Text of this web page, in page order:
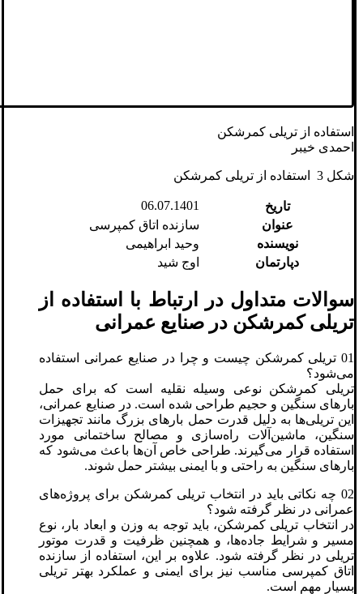
استفاده از تریلی کمرشکن
احمدی خیبر
شکل 3 استفاده از تریلی کمرشکن
تاریخ
06.07.1401
عنوان
سازنده اتاق کمپرسی
نویسنده
وحید ابراهیمی
دپارتمان
اوج شید
سوالات متداول در ارتباط با استفاده از
تریلی کمرشکن در صنایع عمرانی
01 تریلی کمرشکن چیست و چرا در صنایع عمرانی استفاده
می‌شود؟
تریلی کمرشکن نوعی وسیله نقلیه است که برای حمل
بارهای سنگین و حجیم طراحی شده است. در صنایع عمرانی،
این تریلی‌ها به دلیل قدرت حمل بارهای بزرگ مانند تجهیزات
سنگین، ماشین‌آلات راه‌سازی و مصالح ساختمانی مورد
استفاده قرار می‌گیرند. طراحی خاص آن‌ها باعث می‌شود که
بارهای سنگین به راحتی و با ایمنی بیشتر حمل شوند.
02 چه نکاتی باید در انتخاب تریلی کمرشکن برای پروژه‌های
عمرانی در نظر گرفته شود؟
در انتخاب تریلی کمرشکن، باید توجه به وزن و ابعاد بار، نوع
مسیر و شرایط جاده‌ها، و همچنین ظرفیت و قدرت موتور
تریلی در نظر گرفته شود. علاوه بر این، استفاده از سازنده
اتاق کمپرسی مناسب نیز برای ایمنی و عملکرد بهتر تریلی
بسیار مهم است.